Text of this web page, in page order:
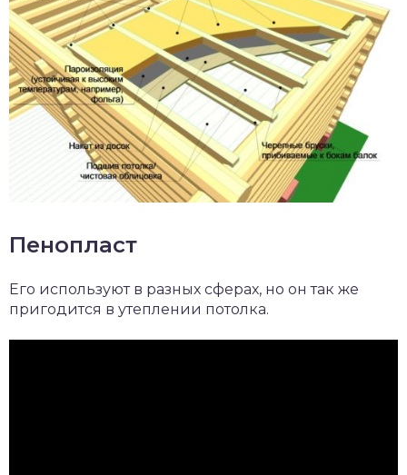
Пенопласт
Его используют в разных сферах, но он так же
пригодится в утеплении потолка.